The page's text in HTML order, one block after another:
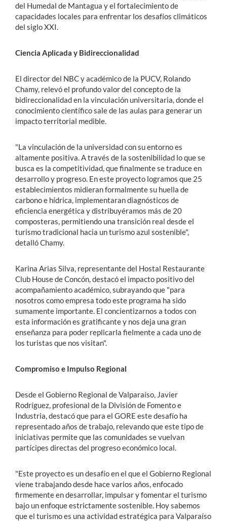
del Humedal de Mantagua y el fortalecimiento de
capacidades locales para enfrentar los desafíos climáticos
del siglo XXI.
Ciencia Aplicada y Bidireccionalidad
El director del NBC y académico de la PUCV, Rolando
Chamy, relevó el profundo valor del concepto de la
bidireccionalidad en la vinculación universitaria, donde el
conocimiento científico sale de las aulas para generar un
impacto territorial medible.
"La vinculación de la universidad con su entorno es
altamente positiva. A través de la sostenibilidad lo que se
busca es la competitividad, que finalmente se traduce en
desarrollo y progreso. En este proyecto logramos que 25
establecimientos midieran formalmente su huella de
carbono e hídrica, implementaran diagnósticos de
eficiencia energética y distribuyéramos más de 20
composteras, permitiendo una transición real desde el
turismo tradicional hacia un turismo azul sostenible",
detalló Chamy.
Karina Arias Silva, representante del Hostal Restaurante
Club House de Concón, destacó el impacto positivo del
acompañamiento académico, subrayando que "para
nosotros como empresa todo este programa ha sido
sumamente importante. El concientizarnos a todos con
esta información es gratificante y nos deja una gran
enseñanza para poder replicarla fielmente a cada uno de
los turistas que nos visitan".
Compromiso e Impulso Regional
Desde el Gobierno Regional de Valparaíso, Javier
Rodríguez, profesional de la División de Fomento e
Industria, destacó que para el GORE este desafío ha
representado años de trabajo, relevando que este tipo de
iniciativas permite que las comunidades se vuelvan
partícipes directas del progreso económico local.
"Este proyecto es un desafío en el que el Gobierno Regional
viene trabajando desde hace varios años, enfocado
firmemente en desarrollar, impulsar y fomentar el turismo
bajo un enfoque estrictamente sostenible. Hoy sabemos
que el turismo es una actividad estratégica para Valparaíso